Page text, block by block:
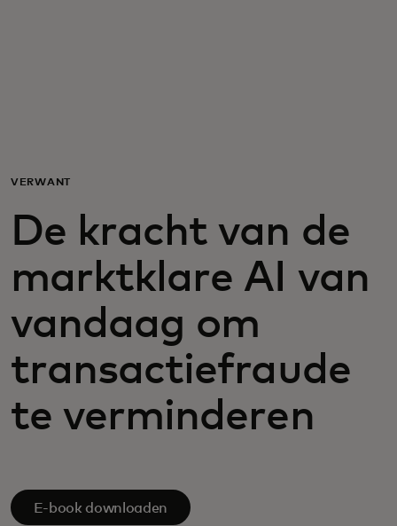
Nieuws en trends
VERWANT
De kracht van de
marktklare AI van
vandaag om
transactiefraude
te verminderen
E-book downloaden